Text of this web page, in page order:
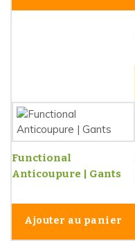
Functional
Anticoupure | Gants
Ajouter au panier